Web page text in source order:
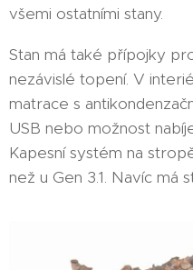
všemi ostatními stany.
Stan má také přípojky
nezávislé topení. V
matrace s
USB nebo možnost
Kapesní systém na
než u Gen 3.1. Navíc má